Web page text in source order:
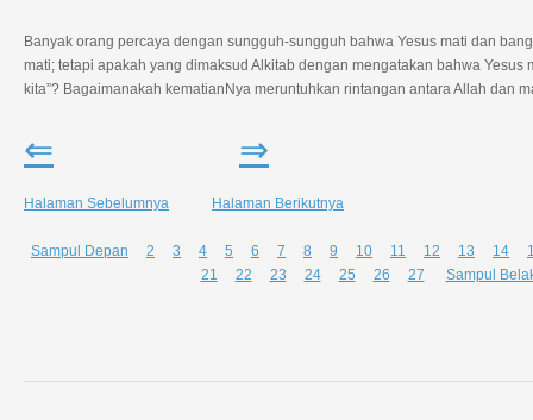
Banyak orang percaya dengan sungguh-sungguh bahwa Yesus mati dan
mati; tetapi apakah yang dimaksud Alkitab dengan mengatakan bahwa Yesus
kita”? Bagaimanakah kematianNya meruntuhkan rintangan antara Allah dan
⇐ ⇒
Halaman Sebelumnya Halaman Berikutnya
Sampul Depan 2 3 4 5 6 7 8 9 10 11 12 13 14
21
22 23 24 25 26 27 Sampul